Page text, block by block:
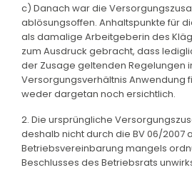
c) Danach war die
ablösungsoffen. Anhaltspunkte für
als damalige Arbeitgeberin des
zum Ausdruck gebracht, dass
der Zusage geltenden Regelungen
Versorgungsverhältnis Anwendung
weder dargetan noch ersichtlich.
2. Die ursprüngliche
deshalb nicht durch die BV 06/2007
Betriebsvereinbarung mangels
Beschlusses des Betriebsrats